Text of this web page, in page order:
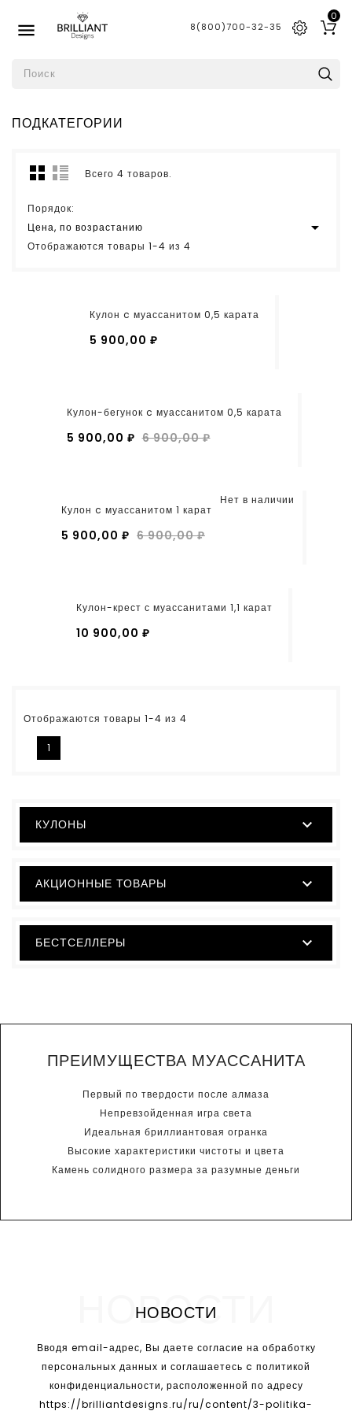

0
8(800)700-32-35
ПОДКАТЕГОРИИ
Всего 4 товаров.
Порядок:
Цена, по возрастанию

Отображаются товары 1-4 из 4
Кулон c муассанитом 0,5 карата
5 900,00 ₽
Кулон-бегунок c муассанитом 0,5 карата
5 900,00 ₽ 6 900,00 ₽
Нет в наличии
Кулон c муассанитом 1 карат
5 900,00 ₽ 6 900,00 ₽
Кулон-крест с муассанитами 1,1 карат
10 900,00 ₽
Отображаются товары 1-4 из 4
1
КУЛОНЫ 
АКЦИОННЫЕ ТОВАРЫ 
БЕСТСЕЛЛЕРЫ 
ПРЕИМУЩЕСТВА МУАССАНИТА
Первый по твердости после алмаза
Непревзойденная игра света
Идеальная бриллиантовая огранка
Высокие характеристики чистоты и цвета
Камень солидного размера за разумные деньги
НОВОСТИ
НОВОСТИ
Вводя email-адрес, Вы даете согласие на обработку
персональных данных и соглашаетесь c политикой
конфиденциальности, расположенной по адресу
https://brilliantdesigns.ru/ru/content/3-politika-